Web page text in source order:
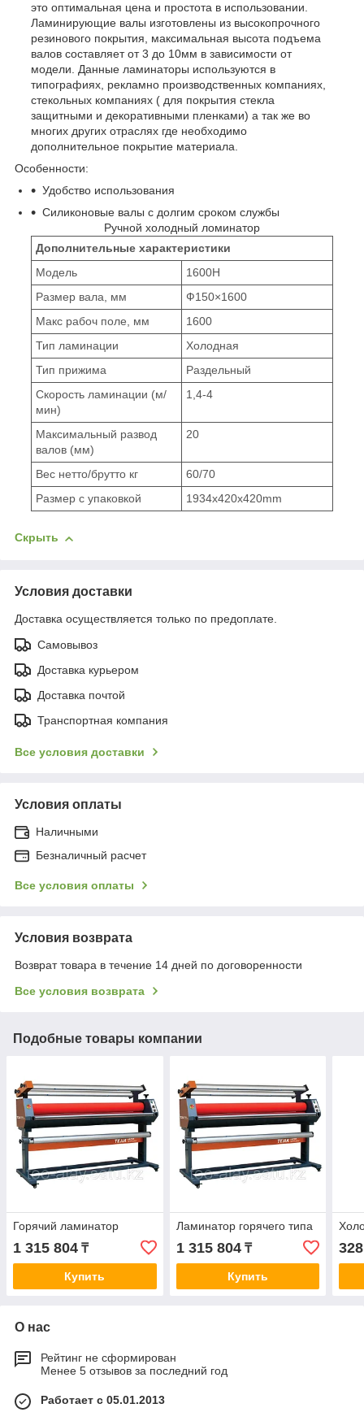
это оптимальная цена и простота в использовании.
Ламинирующие валы изготовлены из высокопрочного
резинового покрытия, максимальная высота подъема
валов составляет от 3 до 10мм в зависимости от
модели. Данные ламинаторы используются в
типографиях, рекламно производственных компаниях,
стекольных компаниях ( для покрытия стекла
защитными и декоративными пленками) а так же во
многих других отраслях где необходимо
дополнительное покрытие материала.
Особенности:
Удобство использования
Силиконовые валы с долгим сроком службы
Ручной холодный ломинатор
Дополнительные характеристики
Модель
1600H
Размер вала, мм
Ф150×1600
Макс рабоч поле, мм
1600
Тип ламинации
Холодная
Тип прижима
Раздельный
Скорость ламинации (м/
мин)
1,4-4
Максимальный развод
валов (мм)
20
Вес нетто/брутто кг
60/70
Размер с упаковкой
1934х420x420mm
Скрыть
Условия доставки
Доставка осуществляется только по предоплате.
Самовывоз
Доставка курьером
Доставка почтой
Транспортная компания
Все условия доставки
Условия оплаты
Наличными
Безналичный расчет
Все условия оплаты
Условия возврата
Возврат товара в течение 14 дней по договоренности
Все условия возврата
Подобные товары компании
Горячий ламинатор
1 315 804 ₸
Купить
Ламинатор горячего типа
1 315 804₸
Купить
О нас
Рейтинг не сформирован
Менее 5 отзывов за последний год
Работает с 05.01.2013